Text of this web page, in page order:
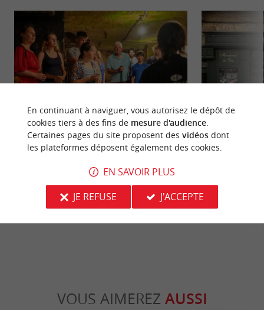
Le Cloître des Cordeliers
datant du XIVᵉ siècle et classé Monument
Historique, se trouve ...
7,8 km - Saint-Émilion
Cité médiévale
patrimoine. ...
VOUS AIMEREZ AUSSI
En continuant à naviguer, vous autorisez le dépôt de
cookies tiers à des fins de mesure d'audience.
Certaines pages du site proposent des vidéosdont
les plateformes déposent également des cookies.
EN SAVOIR PLUS
JE REFUSE
J'ACCEPTE